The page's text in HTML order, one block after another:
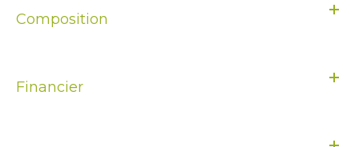
Composition
Financier